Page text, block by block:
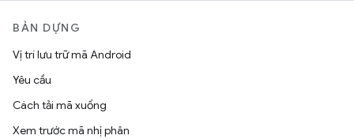
BẢN DỰNG
Vị trí lưu trữ mã Android
Yêu cầu
Cách tải mã xuống
Xem trước mã nhị phân